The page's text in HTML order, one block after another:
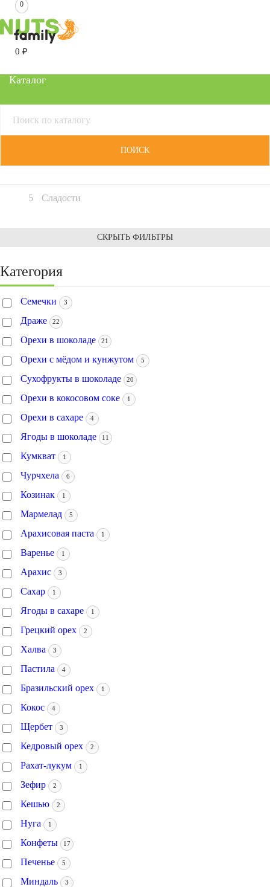
0
0 ₽
Каталог
ПОИСК
Сладости
СКРЫТЬ ФИЛЬТРЫ
Категория
Семечки 3
Драже 22
Орехи в шоколаде 21
Орехи с мёдом и кунжутом 5
Сухофрукты в шоколаде 20
Орехи в кокосовом соке 1
Орехи в сахаре 4
Ягоды в шоколаде 11
Кумкват 1
Чурчхела 6
Козинак 1
Мармелад 5
Арахисовая паста 1
Варенье 1
Арахис 3
Сахар 1
Ягоды в сахаре 1
Грецкий орех 2
Халва 3
Пастила 4
Бразильский орех 1
Кокос 4
Щербет 3
Кедровый орех 2
Рахат-лукум 1
Зефир 2
Кешью 2
Нуга 1
Конфеты 17
Печенье 5
Миндаль 3